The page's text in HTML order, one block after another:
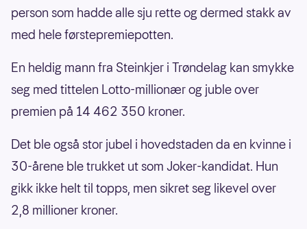
person som hadde alle sju rette og dermed stakk av
med hele førstepremiepotten.
En heldig mann fra Steinkjer i Trøndelag kan smykke
seg med tittelen Lotto-millionær og juble over
premien på 14 462 350 kroner.
Det ble også stor jubel i hovedstaden da en kvinne i
30-årene ble trukket ut som Joker-kandidat. Hun
gikk ikke helt til topps, men sikret seg likevel over
2,8 millioner kroner.